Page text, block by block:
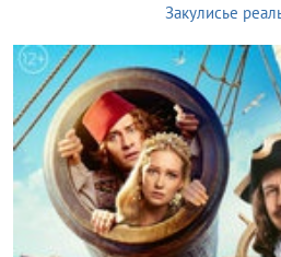
Закулисье